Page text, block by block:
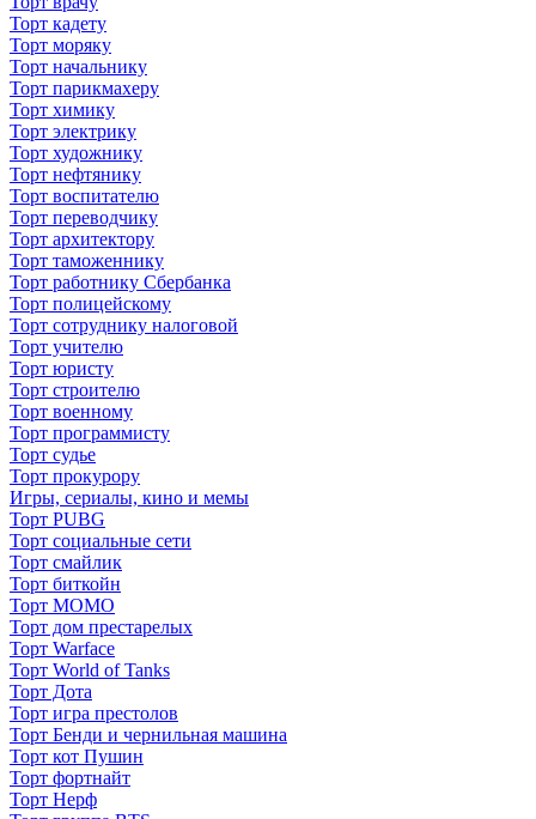
Торт кадету
Торт моряку
Торт начальнику
Торт парикмахеру
Торт химику
Торт электрику
Торт художнику
Торт нефтянику
Торт воспитателю
Торт переводчику
Торт архитектору
Торт таможеннику
Торт работнику Сбербанка
Торт полицейскому
Торт сотруднику налоговой
Торт учителю
Торт юристу
Торт строителю
Торт военному
Торт программисту
Торт судье
Торт прокурору
Игры, сериалы, кино и мемы
Торт PUBG
Торт социальные сети
Торт смайлик
Торт биткойн
Торт МОМО
Торт дом престарелых
Торт Warface
Торт World of Tanks
Торт Дота
Торт игра престолов
Торт Бенди и чернильная машина
Торт кот Пушин
Торт фортнайт
Торт Нерф